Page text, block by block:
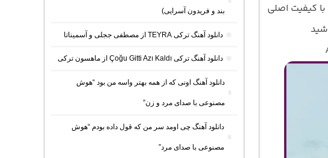
کیفیت اصلی
بند و فریدون آسرایی)
دانلود آهنگ ترکی TEYRA از مصطفی ججلی و آسمیناتا
دانلود آهنگ ترکی Çoğu Gitti Azı Kaldı از ماهسون ترکی
دانلود آهنگ اونی که از همه بهتر واسه من بود “هوش
مصنوعی با صدای مرد و زن”
دانلود آهنگ چی اومد سر من که قول داده بودم “هوش
مصنوعی با صدای مرد”